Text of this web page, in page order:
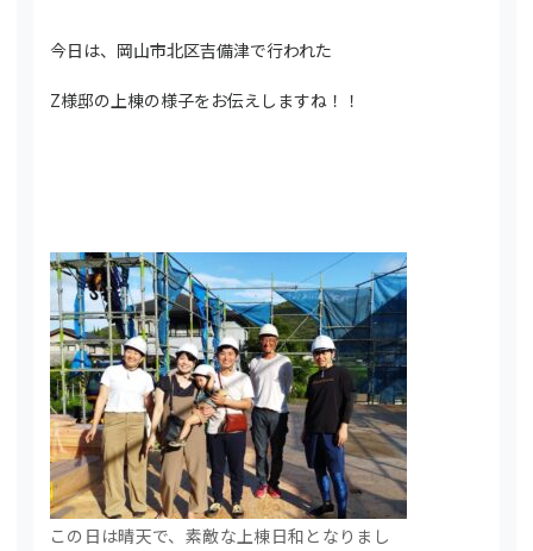
今日は、岡山市北区吉備津で行われた
Z様邸の上棟の様子をお伝えしますね！！
この日は晴天で、素敵な上棟日和となりまし